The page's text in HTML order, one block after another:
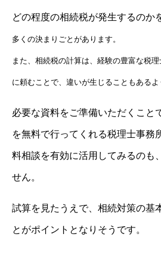
どの程度の相続税が発生するのか
多くの決まりごとがあります。
また、相続税の計算は、経験の豊富な税
に頼むことで、違いが生じることもあるよ
必要な資料をご準備いただくこと
を無料で行ってくれる税理士事務
料相談を有効に活用してみるのも
せん。
試算を見たうえで、相続対策の基
とがポイントとなりそうです。